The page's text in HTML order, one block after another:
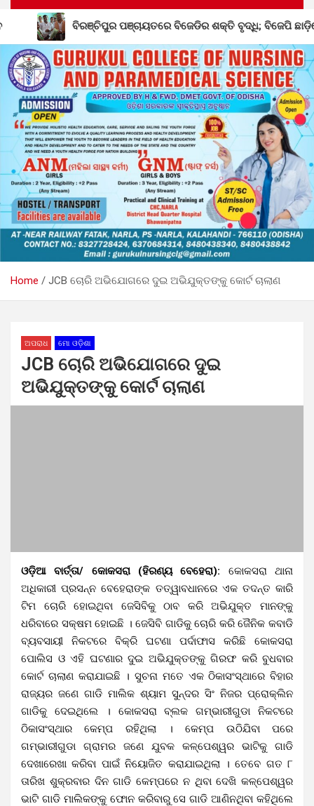
ପଞ୍ଚାୟତରେ ବିଜେଡିର ଶକ୍ତି ବୃଦ୍ଧି; ବିଜେପି ଛାଡ଼ିଲେ ସରପଞ୍ଚ ଏବଂ
Home JCB ଚୋରି ଅଭିଯୋଗରେ ଦୁଇ ଅଭିଯୁକ୍ତଙ୍କୁ କୋର୍ଟ ଚାଲାଣ
ଅପରାଧ ମୋ ଓଡ଼ିଶା
JCB ଚୋରି ଅଭିଯୋଗରେ ଦୁଇ
ଅଭିଯୁକ୍ତଙ୍କୁ କୋର୍ଟ ଚାଲାଣ
ଓଡ଼ିଆ ବାର୍ତ୍ତା/ କୋକସରା (ହିରଣ୍ୟ ବେହେରା): କୋକସରା ଥାନା
ଅଧିକାରୀ ପ୍ରସନ୍ନ ବେହେରାଙ୍କ ତତ୍ୱାବଧାନରେ ଏକ ତଦନ୍ତ କାରି
ଟିମ ଚୋରି ହୋଇଥିବା ଜେସିବିକୁ ଠାବ କରି ଅଭିଯୁକ୍ତ ମାନଙ୍କୁ
ଧରିବାରେ ସକ୍ଷମ ହୋଇଛି । ଜେସିବି ଗାଡିକୁ ଚୋରି କରି ଜୈନିକ କବାଡି
ବ୍ୟବସାୟୀ ନିକଟରେ ବିକ୍ରି ଘଟଣା ପର୍ଦାଫାସ କରିଛି କୋକସରା
ପୋଲିସ ଓ ଏହି ଘଟଣାର ଦୁଇ ଅଭିଯୁକ୍ତଙ୍କୁ ଗିରଫ କରି ବୁଧବାର
କୋର୍ଟ ଚାଲାଣ କରାଯାଇଛି । ସୁଚନା ମତେ ଏକ ଠିକାସଂସ୍ଥାରେ ବିହାର
ରାଜ୍ୟର ଜଣେ ଗାଡି ମାଲିକ ଶ୍ୟାମ ସୁନ୍ଦର ସିଂ ନିଜର ପ୍ରୋକ୍ଲିନ
ଗାଡିକୁ ଦେଇଥିଲେ । କୋକସରା ବ୍ଲକ ଗମ୍ଭାରୀଗୁଡା ନିକଟରେ
ଠିକାସଂସ୍ଥାର କେମ୍ପ ରହିଥିଲା । କେମ୍ପ ଉଠିଯିବା ପରେ
ଗମ୍ଭାରୀଗୁଡା ଗ୍ରାମର ଜଣେ ଯୁବକ କଳ୍ପେଶ୍ୱର ଭାଟିକୁ ଗାଡି
ଦେଖାରେଖା କରିବା ପାଇଁ ନିୟୋଜିତ କରାଯାଇଥିଲା । ତେବେ ଗତ ୮
ତାରିଖ ଶୁକ୍ରବାର ଦିନ ଗାଡି କେମ୍ପରେ ନ ଥିବା ଦେଖି କଳ୍ପେଶ୍ୱର
ଭାଟି ଗାଡି ମାଲିକଙ୍କୁ ଫୋନ କରିବାରୁ ସେ ଗାଡି ଆଣିନଥିବା କହିଥିଲେ